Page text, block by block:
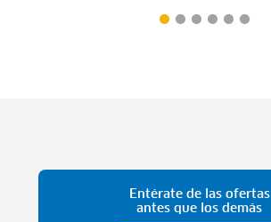
Entérate de las ofertas
antes que los demás